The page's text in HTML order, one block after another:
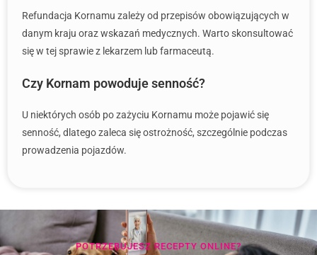
Refundacja Kornamu zależy od przepisów obowiązujących w
danym kraju oraz wskazań medycznych. Warto skonsultować
się w tej sprawie z lekarzem lub farmaceutą.
Czy Kornam powoduje senność?
U niektórych osób po zażyciu Kornamu może pojawić się
senność, dlatego zaleca się ostrożność, szczególnie podczas
prowadzenia pojazdów.
POTRZEBUJESZ RECEPTY ONLINE?